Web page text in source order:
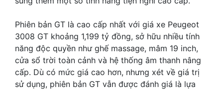
Phiên bản GT là cao cấp nhất với giá xe Peugeot
3008 GT khoảng 1,199 tỷ đồng, sở hữu nhiều tính
năng độc quyền như ghế massage, mâm 19 inch,
cửa sổ trời toàn cảnh và hệ thống âm thanh nâng
cấp. Dù có mức giá cao hơn, nhưng xét về giá trị
sử dụng, phiên bản GT vẫn được đánh giá là lựa